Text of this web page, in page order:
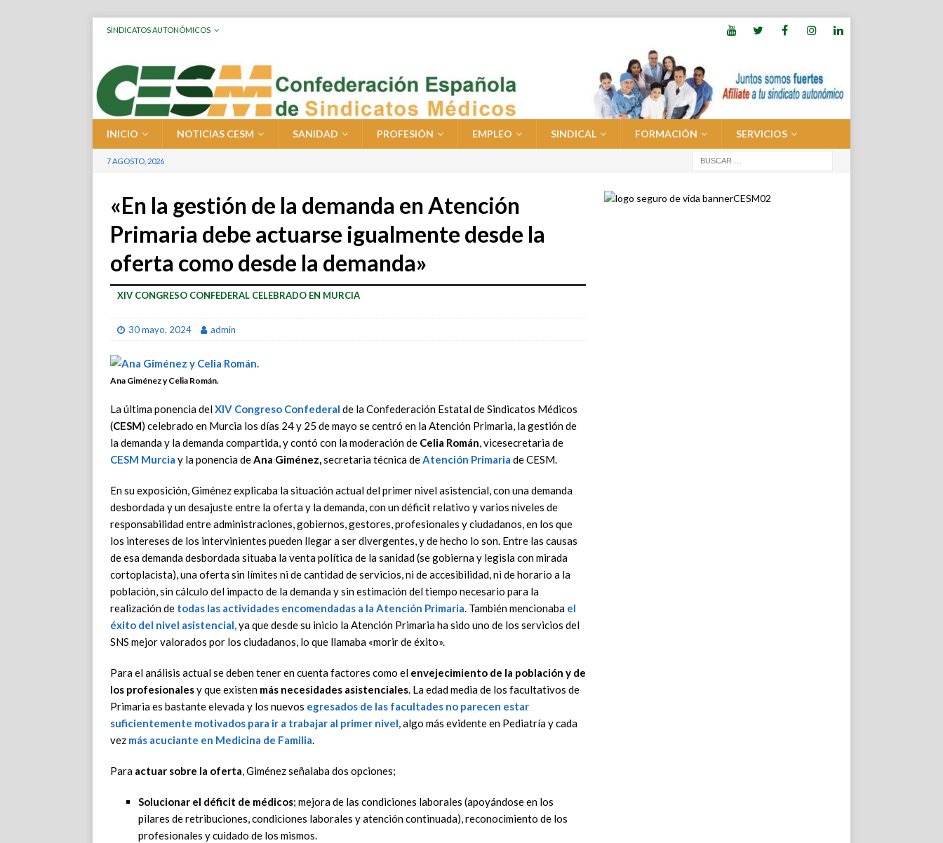
SINDICATOS AUTONÓMICOS
INICIO NOTICIAS CESM SANIDAD PROFESIÓN EMPLEO SINDICAL FORMACIÓN SERVICIOS
7 AGOSTO, 2026
«En la gestión de la demanda en Atención
Primaria debe actuarse igualmente desde la
oferta como desde la demanda»
XIV CONGRESO CONFEDERAL CELEBRADO EN MURCIA
30 mayo, 2024 admin
Ana Giménez y Celia Román.
La última ponencia delXIV Congreso Confederal de la Confederación Estatal de Sindicatos Médicos
(CESM) celebrado en Murcia los días 24 y 25 de mayo se centró en la Atención Primaria, la gestión de
la demanda y la demanda compartida, y contó con la moderación de Celia Román, vicesecretaria de
CESM Murcia y la ponencia deAna Giménez,secretaria técnica deAtención Primaria de CESM.
En su exposición, Giménez explicaba la situación actual del primer nivel asistencial, con una demanda
desbordada y un desajuste entre la oferta y la demanda, con un déficit relativo y varios niveles de
responsabilidad entre administraciones, gobiernos, gestores, profesionales y ciudadanos, en los que
los intereses de los intervinientes pueden llegar a ser divergentes, y de hecho lo son. Entre las causas
de esa demanda desbordada situaba la venta política de la sanidad (se gobierna y legisla con mirada
cortoplacista), una oferta sin límites ni de cantidad de servicios, ni de accesibilidad, ni de horario a la
población, sin cálculo del impacto de la demanda y sin estimación del tiempo necesario para la
realización de todas las actividades encomendadas a la Atención Primaria. También mencionaba el
éxito del nivel asistencial,ya que desde su inicio la Atención Primaria ha sido uno de los servicios del
SNS mejor valorados por los ciudadanos, lo que llamaba «morir de éxito».
Para el análisis actual se deben tener en cuenta factores como el envejecimiento de la población y de
los profesionalesy que existen más necesidades asistenciales. La edad media de los facultativos de
Primaria es bastante elevada y los nuevos egresados de las facultades no parecen estar
suficientemente motivados para ir a trabajar al primer nivel,algo más evidente en Pediatría y cada
vez más acuciante en Medicina de Familia.
Para actuar sobre la oferta, Giménez señalaba dos opciones;
Solucionar el déficit de médicos; mejora de las condiciones laborales (apoyándose en los
pilares de retribuciones, condiciones laborales y atención continuada), reconocimiento de los
profesionales y cuidado de los mismos.